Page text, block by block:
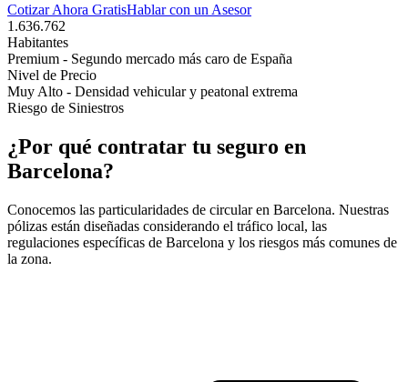
Cotizar Ahora GratisHablar con un Asesor
1.636.762
Habitantes
Premium - Segundo mercado más caro de España
Nivel de Precio
Muy Alto - Densidad vehicular y peatonal extrema
Riesgo de Siniestros
¿Por qué contratar tu seguro en
Barcelona?
Conocemos las particularidades de circular en Barcelona. Nuestras
pólizas están diseñadas considerando el tráfico local, las
regulaciones específicas de Barcelona y los riesgos más comunes de
la zona.